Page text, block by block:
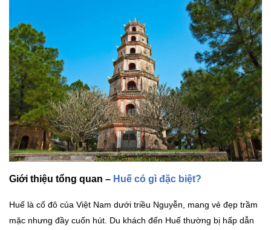
Giới thiệu tổng quan – Huế có gì đặc biệt?
Huế là cố đô của Việt Nam dưới triều Nguyễn, mang vẻ đẹp trầm
mặc nhưng đầy cuốn hút. Du khách đến Huế thường bị hấp dẫn